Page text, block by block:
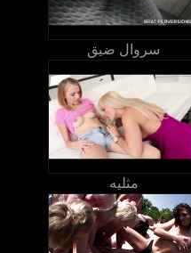
سروال ضيق
مثليه